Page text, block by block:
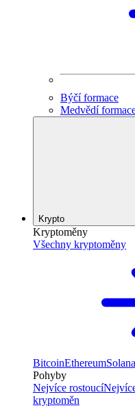
Býčí formace
Medvědí
Krypto
Kryptoměny
Všechny kryptoměny
BitcoinEthereumSolana
Pohyby
Nejvíce rostoucí
kryptoměn